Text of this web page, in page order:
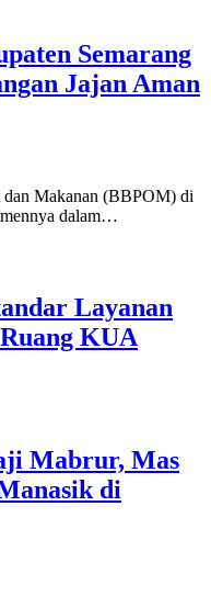
Semarang
Jajan Aman
dan Makanan (BBPOM) di
dalam…
Layanan
KUA
Mabrur, Mas
di